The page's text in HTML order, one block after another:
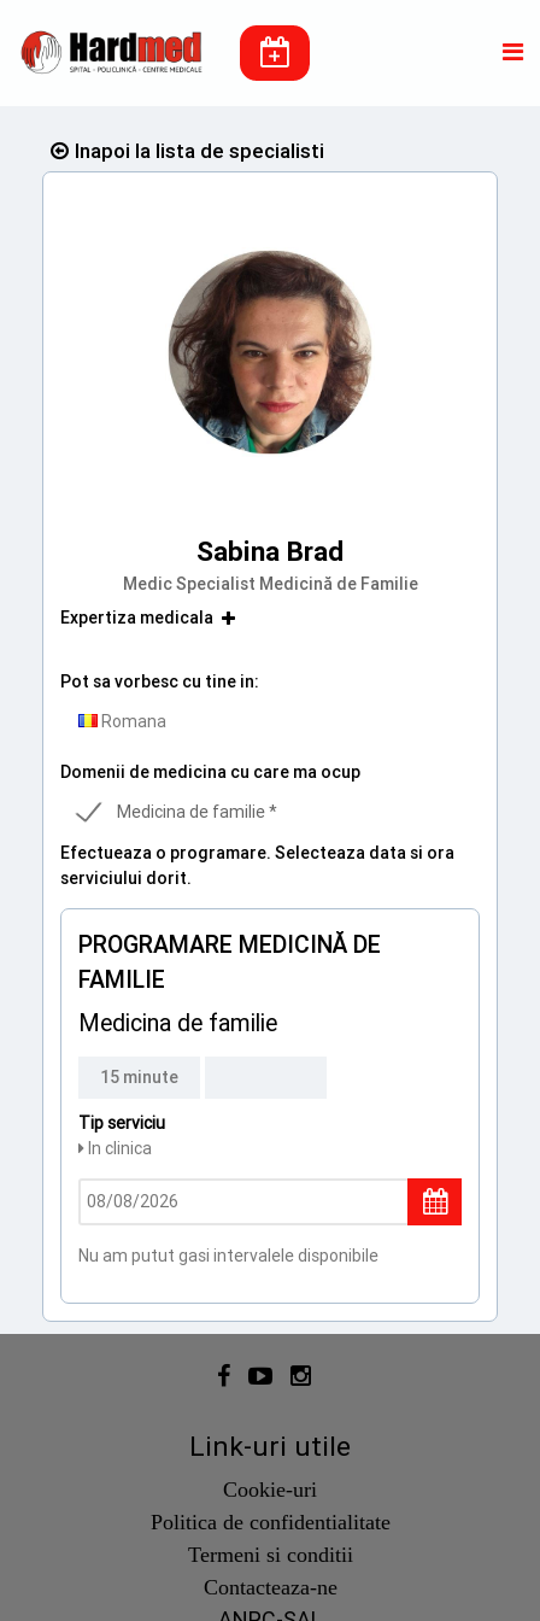
Inapoi la lista de specialisti
Sabina Brad
Medic Specialist Medicină de Familie
Expertiza medicala
Pot sa vorbesc cu tine in:
Romana
Domenii de medicina cu care ma ocup
Medicina de familie *
Efectueaza o programare. Selecteaza data si ora
serviciului dorit.
PROGRAMARE MEDICINĂ DE
FAMILIE
Medicina de familie
15 minute
Tip serviciu
In clinica
Nu am putut gasi intervalele disponibile
Link-uri utile
Cookie-uri
Politica de confidentialitate
Termeni si conditii
Contacteaza-ne